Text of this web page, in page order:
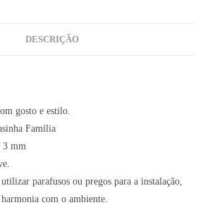
DESCRIÇÃO
gosto e estilo.
Família
3 mm
parafusos ou pregos para a instalação,
com o ambiente.